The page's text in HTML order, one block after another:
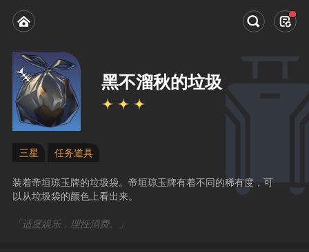
黑不溜秋的垃圾
三星 任务道具
装着帝垣琼玉牌的垃圾袋。帝垣琼玉牌有着不同的稀有度，可
以从垃圾袋的颜色上看出来。
「适度娱乐，理性消费。」